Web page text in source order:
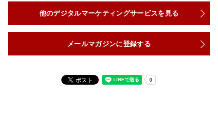
他のデジタルマーケティングサービスを見る
メールマガジンに登録する